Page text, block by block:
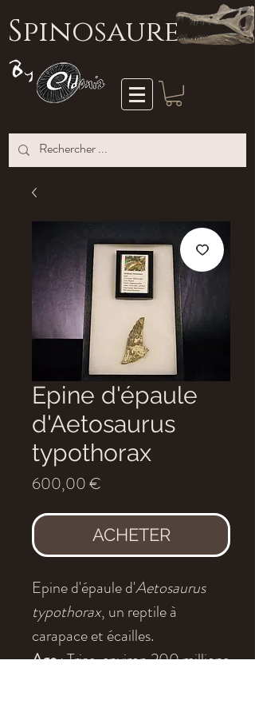
Spinosaure
Epine d'épaule
d'Aetosaurus
typothorax
600,00 €
ACHETER
Epine d'épaule d'Aetosaurus
typothorax, un reptile à
carapace et écailles.
Age: Trias, environ 200 millions